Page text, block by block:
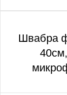
Швабра